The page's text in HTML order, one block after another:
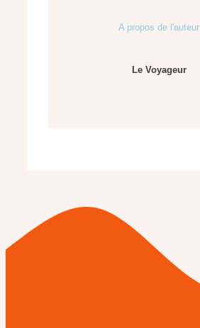
A propos de l'auteur
Le Voyageur